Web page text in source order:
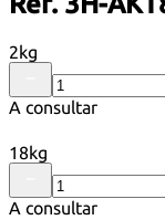
2kg
A consultar
18kg
A consultar